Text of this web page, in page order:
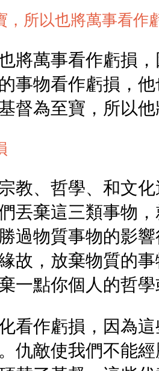
所以也將萬事看作
將萬事看作虧損
事物看作虧損，
督為至寶，所以
教、哲學、和文
丟棄這三類事物
過物質事物的影
故，放棄物質的
一點你個人的哲學
看作虧損，因為
仇敵使我們不能